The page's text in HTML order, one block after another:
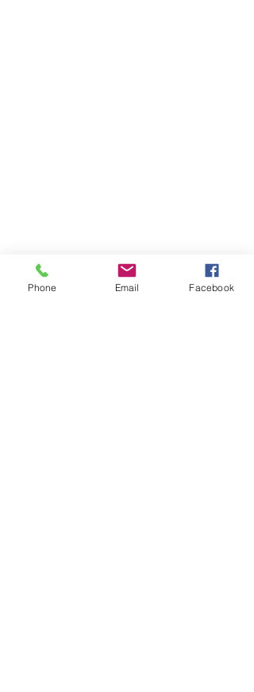
Phone Email Facebook